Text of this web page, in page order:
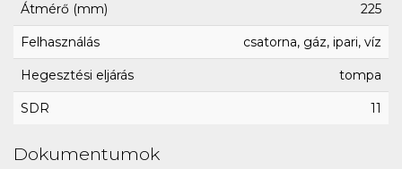
Átmérő (mm) 225
Felhasználás csatorna, gáz, ipari, víz
Hegesztési eljárás tompa
SDR 11
Dokumentumok